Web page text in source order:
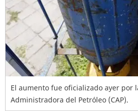
El aumento fue oficializado ayer por
Administradora del Petróleo (CAP).